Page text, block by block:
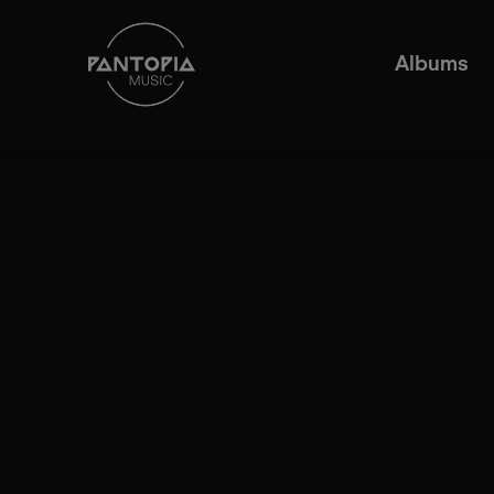
Albums